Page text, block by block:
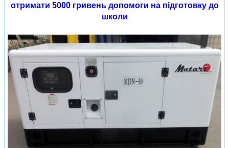
отримати 5000 гривень допомоги на підготовку до
школи